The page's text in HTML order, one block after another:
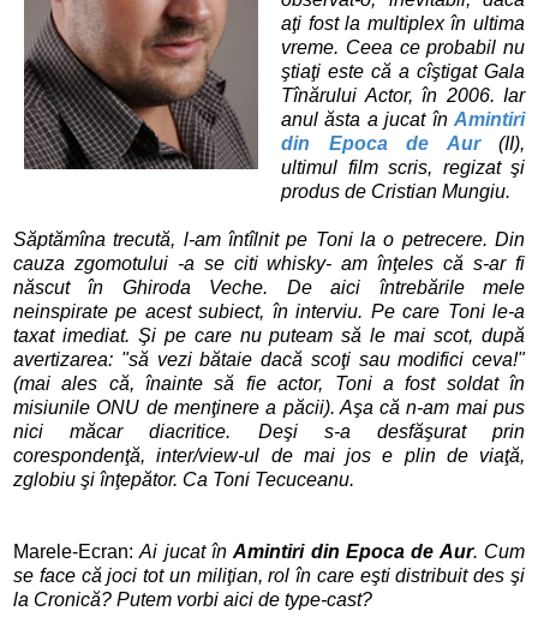
aţi fost la multiplex în ultima
vreme. Ceea ce probabil nu
ştiaţi este că a cîştigat Gala
Tînărului Actor, în 2006. Iar
anul ăsta a jucat în Amintiri
din Epoca de Aur
(II),
ultimul film scris, regizat şi
produs de Cristian Mungiu.
Săptămîna trecută, l-am întîlnit pe Toni la o petrecere. Din
cauza zgomotului -a se citi whisky- am înţeles că s-ar fi
născut în Ghiroda Veche. De aici întrebările mele
neinspirate pe acest subiect, în interviu. Pe care Toni le-a
taxat imediat. Şi pe care nu puteam să le mai scot, după
avertizarea: "să vezi bătaie dacă scoţi sau modifici ceva!"
(mai ales că, înainte să fie actor, Toni a fost soldat în
misiunile ONU de menţinere a păcii). Aşa că n-am mai pus
nici măcar diacritice. Deşi s-a desfăşurat prin
corespondenţă, inter/view-ul de mai jos e plin de viaţă,
zglobiu şi înţepător. Ca Toni Tecuceanu.
Marele-Ecran:Ai jucat înAmintiri din Epoca de Aur. Cum
se face că joci tot un miliţian, rol în care eşti distribuit des şi
la Cronică? Putem vorbi aici de type-cast?